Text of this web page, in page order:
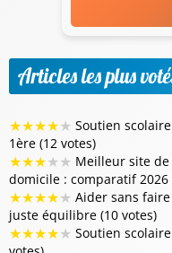
Articles les plus
★★★★★ Soutien
1ère (12 votes)
★★★★★ Meilleur site
domicile : comparatif 2026
★★★★★ Aider sans
juste équilibre (10 votes)
★★★★★ Soutien